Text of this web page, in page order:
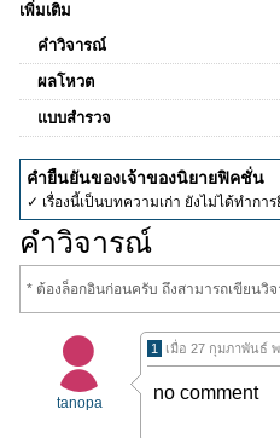
เพิ่มเติม
คำวิจารณ์
ผลโหวต
แบบสำรวจ
คำยืนยันของเจ้าของนิยายฟิคชั่น
✓ เรื่องนี้เป็นบทความเก่า ยังไม่ได้ทำกา
คำวิจารณ์
* ต้องล็อกอินก่อนครับ ถึงสามารถเขียนวิ
tanopa
1 เมื่อ 27 กุมภาพันธ์
no comment